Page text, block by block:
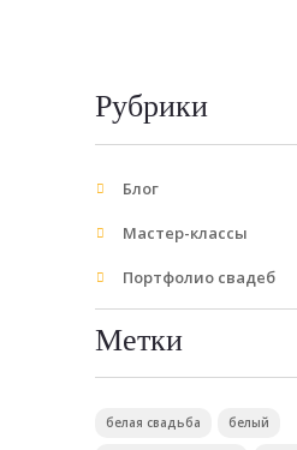
Рубрики
Блог
Мастер-классы
Портфолио свадеб
Метки
белая свадьба белый